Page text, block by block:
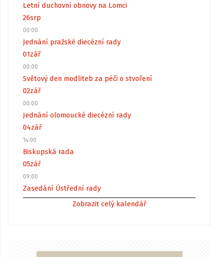
Letní duchovní obnovy na Lomci
26srp
00:00
Jednání pražské diecézní rady
01zář
00:00
Světový den modliteb za péči o stvoření
02zář
00:00
Jednání olomoucké diecézní rady
04zář
14:00
Biskupská rada
05zář
09:00
Zasedání Ústřední rady
Zobrazit celý kalendář